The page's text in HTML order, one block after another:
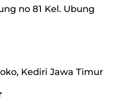
no 81 Kel. Ubung
Kediri Jawa Timur